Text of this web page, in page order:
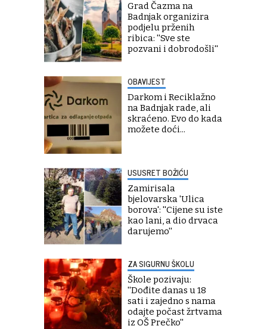
Grad Čazma na
Badnjak organizira
podjelu prženih
ribica: ''Sve ste
pozvani i dobrodošli''
OBAVIJEST
Darkom i Reciklažno
na Badnjak rade, ali
skraćeno. Evo do kada
možete doći...
USUSRET BOŽIĆU
Zamirisala
bjelovarska 'Ulica
borova': ''Cijene su iste
kao lani, a dio drvaca
darujemo''
ZA SIGURNU ŠKOLU
Škole pozivaju:
''Dođite danas u 18
sati i zajedno s nama
odajte počast žrtvama
iz OŠ Prečko''